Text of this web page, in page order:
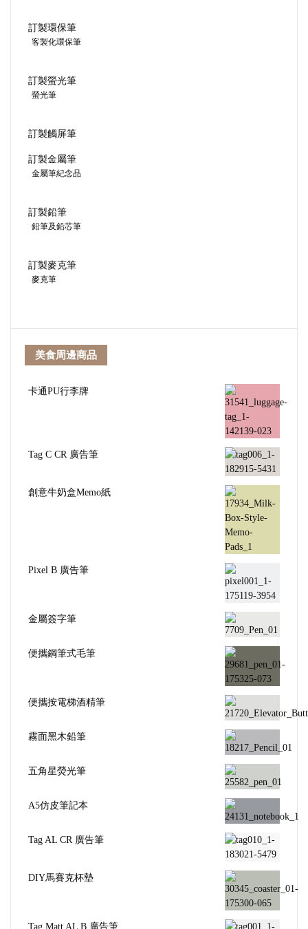
訂製環保筆
客製化環保筆
訂製螢光筆
螢光筆
訂製觸屏筆
訂製金屬筆
金屬筆紀念品
訂製鉛筆
鉛筆及鉛芯筆
訂製麥克筆
麥克筆
美食周邊商品
卡通PU行李牌
Tag C CR 廣告筆
創意牛奶盒Memo紙
Pixel B 廣告筆
金屬簽字筆
便攜鋼筆式毛筆
便攜按電梯酒精筆
霧面黑木鉛筆
五角星熒光筆
A5仿皮筆記本
Tag AL CR 廣告筆
DIY馬賽克杯墊
Tag Matt AL B 廣告筆